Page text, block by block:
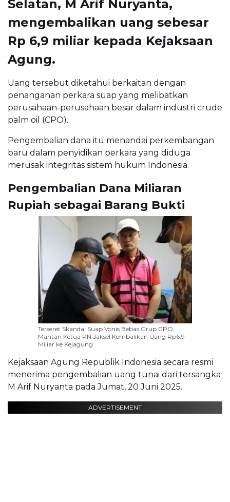
Selatan, M Arif Nuryanta,
mengembalikan uang sebesar
Rp 6,9 miliar kepada Kejaksaan
Agung.
Uang tersebut diketahui berkaitan dengan
penanganan perkara suap yang melibatkan
perusahaan-perusahaan besar dalam industri crude
palm oil (CPO).
Pengembalian dana itu menandai perkembangan
baru dalam penyidikan perkara yang diduga
merusak integritas sistem hukum Indonesia.
Pengembalian Dana Miliaran
Rupiah sebagai Barang Bukti
Terseret Skandal Suap Vonis Bebas Grup CPO,
Mantan Ketua PN Jaksel Kembalikan Uang Rp6,9
Miliar ke Kejagung
Kejaksaan Agung Republik Indonesia secara resmi
menerima pengembalian uang tunai dari tersangka
M Arif Nuryanta pada Jumat, 20 Juni 2025.
ADVERTISEMENT